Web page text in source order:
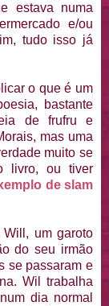
estava numa
e/ou
tudo isso já
o que é um
bastante
de frufru e
mas uma
muito se
livro, ou tiver
de slam
um garoto
do seu irmão
se passaram e
Wil trabalha
dia normal